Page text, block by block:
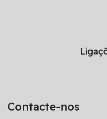
Contacte-nos